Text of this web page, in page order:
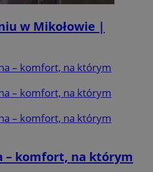
w Mikołowie |
– komfort, na którym